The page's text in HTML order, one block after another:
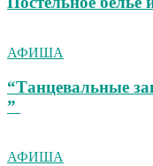
АФИША
“Танцевальные
”
АФИША